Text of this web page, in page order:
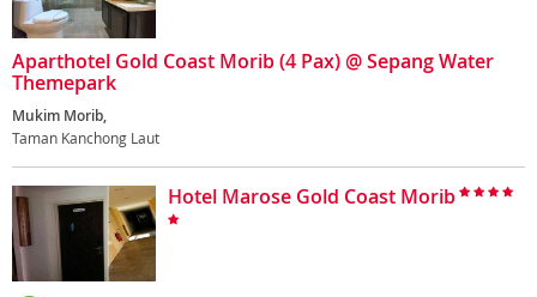
Aparthotel Gold Coast Morib (4 Pax) @ Sepang Water
Themepark
Mukim Morib,
Taman Kanchong Laut
Hotel Marose Gold Coast Morib